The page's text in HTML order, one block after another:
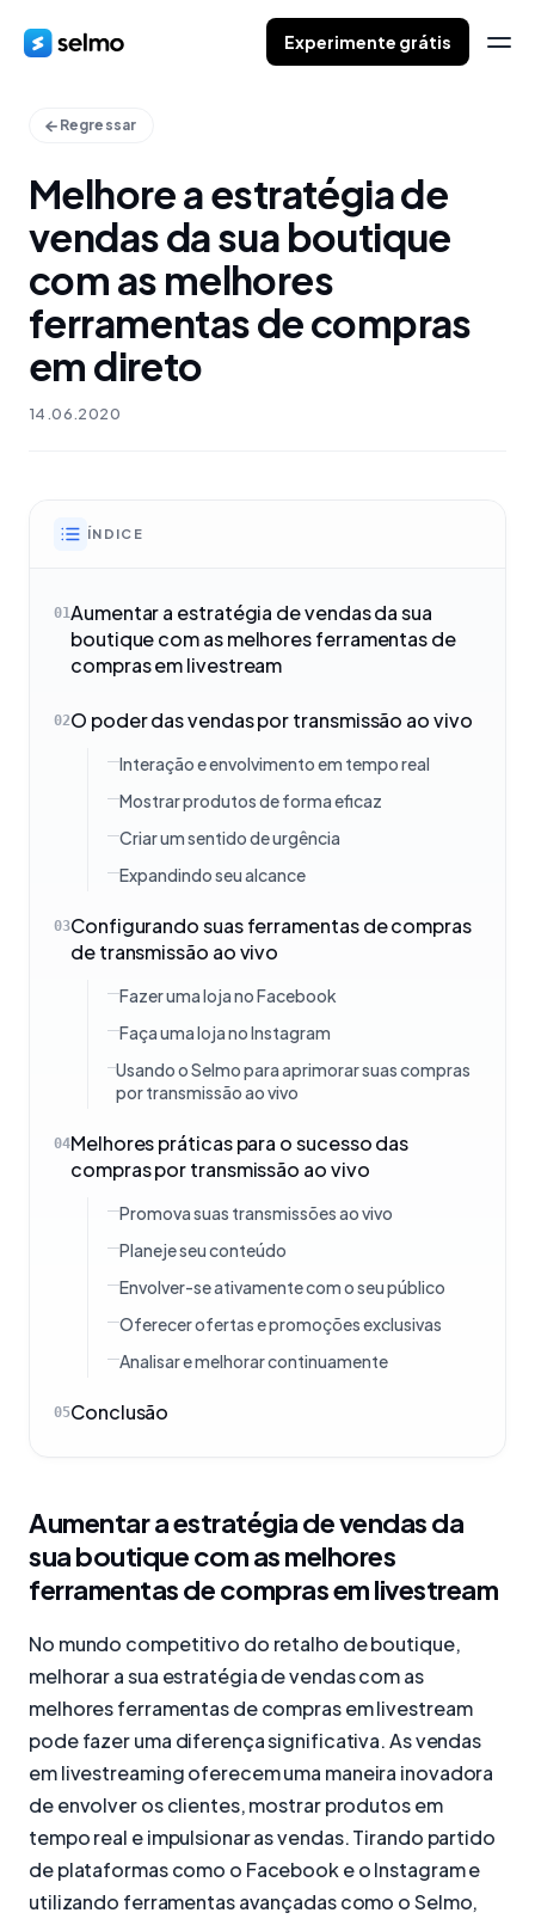
Experimente grátis
Regressar
Melhore a estratégia de
vendas da sua boutique
com as melhores
ferramentas de compras
em direto
14.06.2020
ÍNDICE
01Aumentar a estratégia de vendas da sua
boutique com as melhores ferramentas de
compras em livestream
02O poder das vendas por transmissão ao vivo
Interação e envolvimento em tempo real
Mostrar produtos de forma eficaz
Criar um sentido de urgência
Expandindo seu alcance
03Configurando suas ferramentas de compras
de transmissão ao vivo
Fazer uma loja no Facebook
Faça uma loja no Instagram
Usando o Selmo para aprimorar suas compras
por transmissão ao vivo
04Melhores práticas para o sucesso das
compras por transmissão ao vivo
Promova suas transmissões ao vivo
Planeje seu conteúdo
Envolver-se ativamente com o seu público
Oferecer ofertas e promoções exclusivas
Analisar e melhorar continuamente
05Conclusão
Aumentar a estratégia de vendas da
sua boutique com as melhores
ferramentas de compras em livestream
No mundo competitivo do retalho de boutique,
melhorar a sua estratégia de vendas com as
melhores ferramentas de compras em livestream
pode fazer uma diferença significativa. As vendas
em livestreaming oferecem uma maneira inovadora
de envolver os clientes, mostrar produtos em
tempo real e impulsionar as vendas. Tirando partido
de plataformas como o Facebook e o Instagram e
utilizando ferramentas avançadas como o Selmo,